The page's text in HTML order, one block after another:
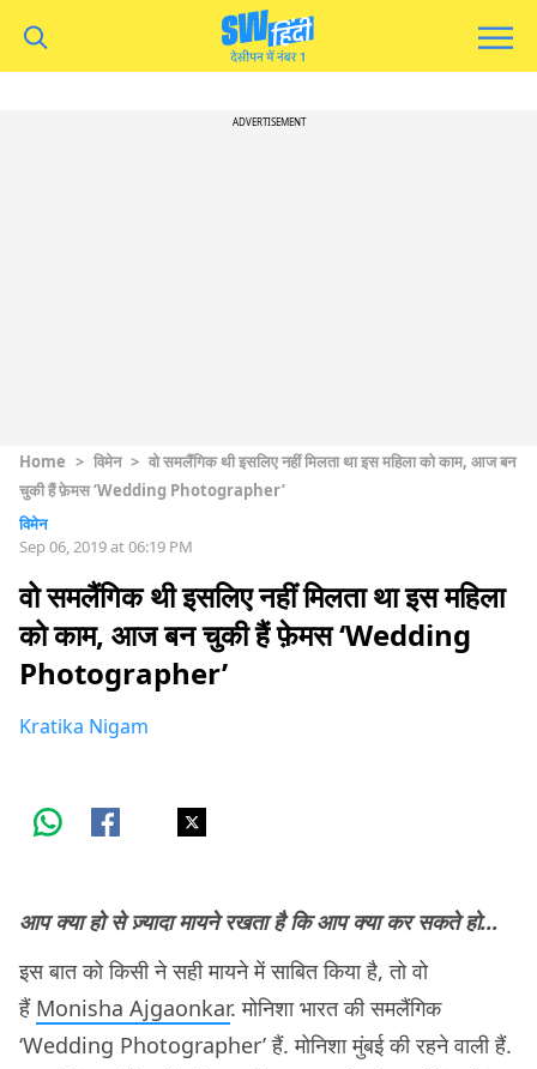
ADVERTISEMENT
Home > विमेन > वो समलैंगिक थी इसलिए नहीं मिलता था इस महिला को काम, आज बन
चुकी हैं फ़ेमस ‘Wedding Photographer’
विमेन
Sep 06, 2019 at 06:19 PM
वो समलैंगिक थी इसलिए नहीं मिलता था इस महिला
को काम, आज बन चुकी हैं फ़ेमस ‘Wedding
Photographer’
Kratika Nigam
आप क्या हो से ज़्यादा मायने रखता है कि आप क्या कर सकते हो…
इस बात को किसी ने सही मायने में साबित किया है, तो वो
हैं Monisha Ajgaonkar. मोनिशा भारत की समलैंगिक
‘Wedding Photographer’ हैं. मोनिशा मुंबई की रहने वाली हैं.